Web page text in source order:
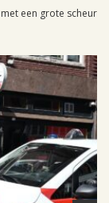
een grote scheur